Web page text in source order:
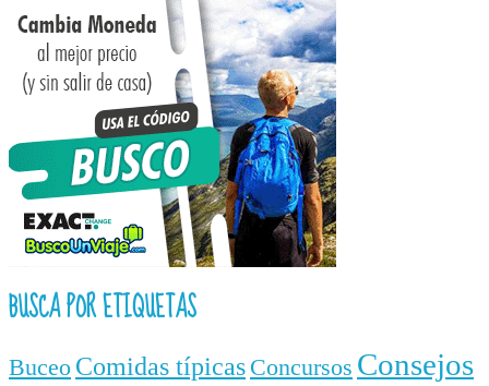
BUSCA POR ETIQUETAS
Buceo Comidas típicas Concursos Consejos